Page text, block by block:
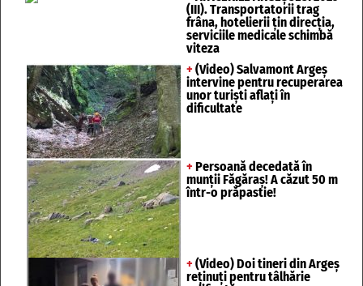
(III). Transportatorii trag
frâna, hotelierii țin direcția,
serviciile medicale schimbă
viteza
+ (Video) Salvamont Argeș
intervine pentru recuperarea
unor turişti aflaţi în
dificultate
+ Persoană decedată în
munții Făgăraș! A căzut 50 m
într-o prăpastie!
+ (Video) Doi tineri din Argeș
reținuți pentru tâlhărie